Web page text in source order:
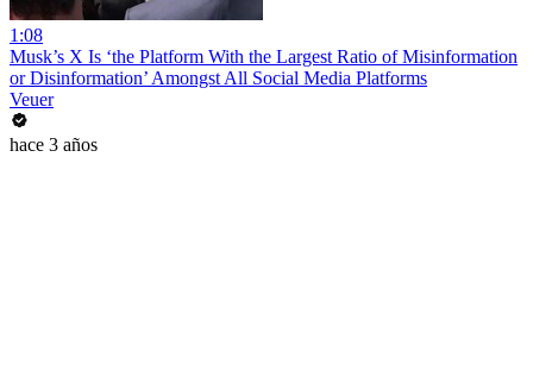
1:08
Musk’s X Is ‘the Platform With the Largest Ratio of Misinformation
or Disinformation’ Amongst All Social Media Platforms
Veuer
hace 3 años